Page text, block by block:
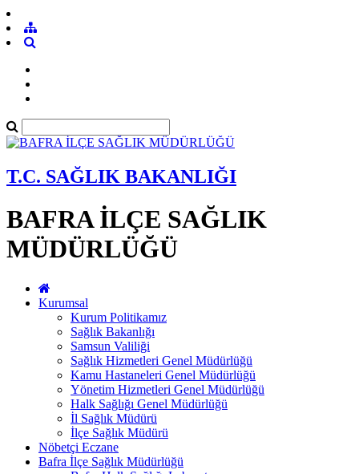
T.C. SAĞLIK BAKANLIĞI
BAFRA İLÇE SAĞLIK
MÜDÜRLÜĞÜ
Kurumsal
Kurum Politikamız
Sağlık Bakanlığı
Samsun Valiliği
Sağlık Hizmetleri Genel Müdürlüğü
Kamu Hastaneleri Genel Müdürlüğü
Yönetim Hizmetleri Genel Müdürlüğü
Halk Sağlığı Genel Müdürlüğü
İl Sağlık Müdürü
İlçe Sağlık Müdürü
Nöbetçi Eczane
Bafra İlçe Sağlık Müdürlüğü